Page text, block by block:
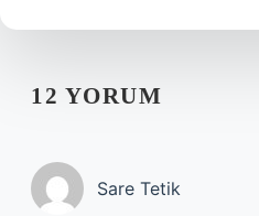
12 YORUM
Sare Tetik